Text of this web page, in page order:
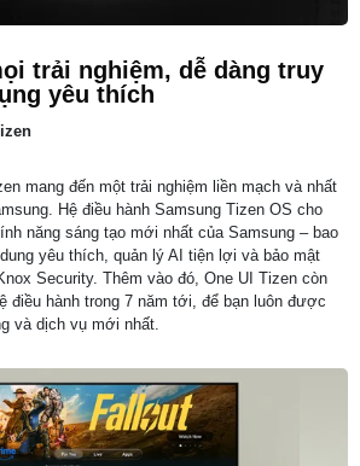
trải nghiệm, dễ dàng truy
yêu thích
mang đến một trải nghiệm liền mạch và nhất
Hệ điều hành Samsung Tizen OS cho
năng sáng tạo mới nhất của Samsung – bao
yêu thích, quản lý AI tiện lợi và bảo mật
Security. Thêm vào đó, One UI Tizen còn
điều hành trong 7 năm tới, để bạn luôn được
và dịch vụ mới nhất.